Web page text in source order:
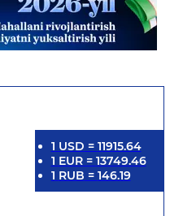
1 USD = 11915.64
1 EUR= 13749.46
1 RUB = 146.19